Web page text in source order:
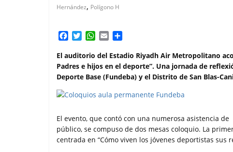
Hernández, Polígono H
c
e
b
o
i
t
t
r
W
a
t
s
p
a
i
l
m
p
a
t
El auditorio del Estadio Riyadh Air Metropolitano
Padres e hijos en el deporte”. Una jornada de
Deporte Base (Fundeba) y el Distrito de San Blas-
El evento, que contó con una numerosa asistencia de
público, se compuso de dos mesas coloquio. La
centrada en “Cómo viven los jóvenes deportistas